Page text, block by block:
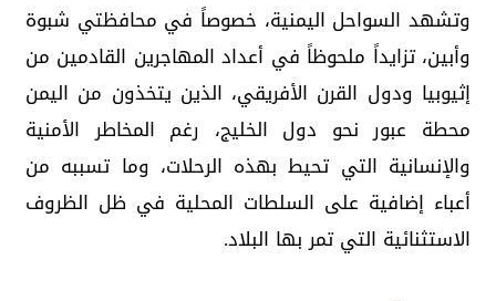
وتشهد السواحل اليمنية، خصوصاً في محافظتي شبوة
وأبين، تزايداً ملحوظاً في أعداد المهاجرين القادمين من
إثيوبيا ودول القرن الأفريقي، الذين يتخذون من اليمن
محطة عبور نحو دول الخليج، رغم المخاطر الأمنية
والإنسانية التي تحيط بهذه الرحلات، وما تسببه من
أعباء إضافية على السلطات المحلية في ظل الظروف
الاستثنائية التي تمر بها البلاد.